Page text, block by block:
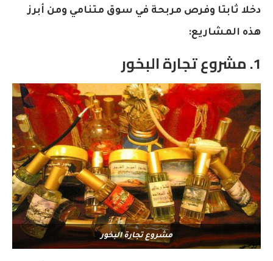
دخلا ثابتا وفرص مربحة في سوق متنامي ومن أبرز
هذه المشاريع:
1. مشروع تجارة البخور
مشروع تجارة البخور